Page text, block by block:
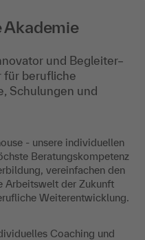
Akademie
und Begleiter–
für berufliche
Schulungen und
- unsere individuellen
Beratungskompetenz
vereinfachen den
Arbeitswelt der Zukunft
Weiterentwicklung.
Coaching und